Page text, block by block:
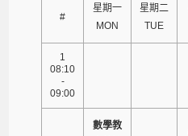
#
星期一
MON
星期二
TUE
1
08:10
-
09:00
數學教